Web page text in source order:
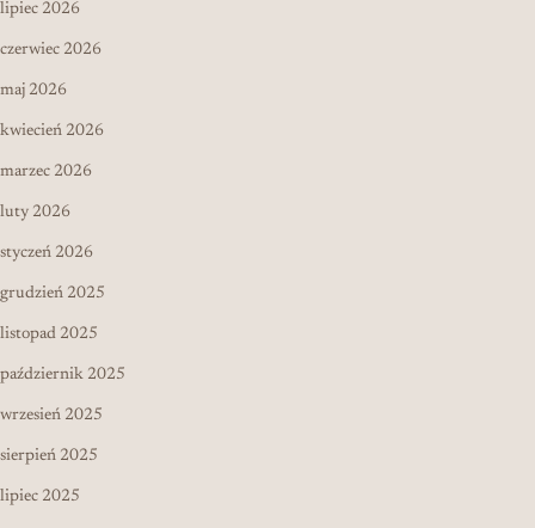
lipiec 2026
czerwiec 2026
maj 2026
kwiecień 2026
marzec 2026
luty 2026
styczeń 2026
grudzień 2025
listopad 2025
październik 2025
wrzesień 2025
sierpień 2025
lipiec 2025